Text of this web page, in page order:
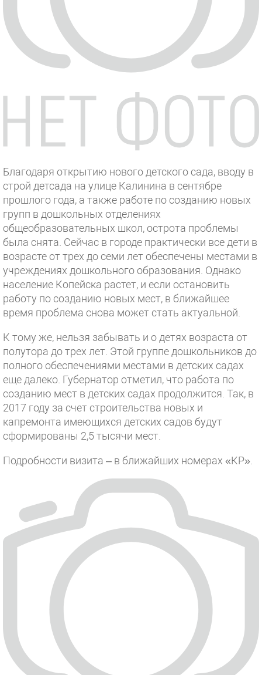
Благодаря открытию нового детского сада, вводу в
строй детсада на улице Калинина в сентябре
прошлого года, а также работе по созданию новых
групп в дошкольных отделениях
общеобразовательных школ, острота проблемы
была снята. Сейчас в городе практически все дети в
возрасте от трех до семи лет обеспечены местами в
учреждениях дошкольного образования. Однако
население Копейска растет, и если остановить
работу по созданию новых мест, в ближайшее
время проблема снова может стать актуальной.
К тому же, нельзя забывать и о детях возраста от
полутора до трех лет. Этой группе дошкольников до
полного обеспечениями местами в детских садах
еще далеко. Губернатор отметил, что работа по
созданию мест в детских садах продолжится. Так, в
2017 году за счет строительства новых и
капремонта имеющихся детских садов будут
сформированы 2,5 тысячи мест.
Подробности визита – в ближайших номерах «КР».